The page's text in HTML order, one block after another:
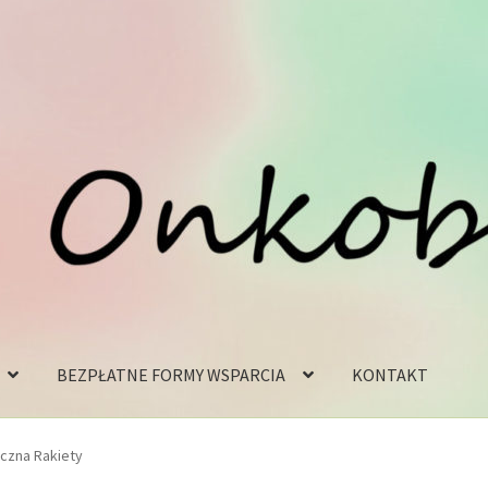
BEZPŁATNE FORMY WSPARCIA KONTAKT
Rakiety